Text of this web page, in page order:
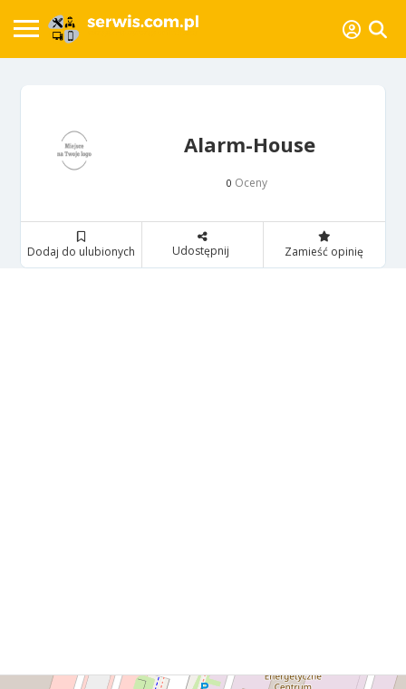
Alarm-House
0 Oceny
Dodaj do ulubionych Udostępnij Zamieść opinię